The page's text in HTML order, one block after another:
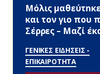
Μόλις
και τον γιo που
Σέρρες – Μαζί
ΓΕΝΙΚΕΣ ΕΙΔΗΣΕΙΣ -
ΕΠΙΚΑΙΡΟΤΗΤΑ